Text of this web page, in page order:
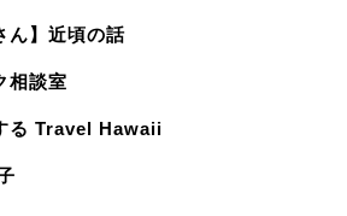
ん】近頃の話
相談室
る Travel Hawaii